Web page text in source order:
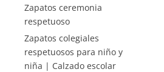
Zapatos ceremonia
respetuoso
Zapatos colegiales
respetuosos para niño y
niña | Calzado escolar